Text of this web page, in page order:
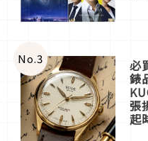
No.3 必
錶
張
起